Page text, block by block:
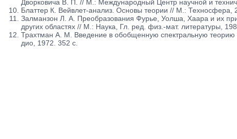
Дворковича В. П. // М.: Международный Центр научной и
Блаттер К. Вейвлет-анализ. Основы теории // М.: Техносфера,
Залманзон Л. А. Преобразования Фурье, Уолша, Хаара и их
других областях // М.: Наука, Гл. ред. физ.-мат. литературы,
Трахтман А. М. Введение в обобщенную спектральную теорию
дио, 1972. 352 с.